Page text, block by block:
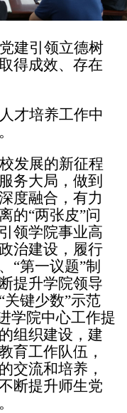
建引领立德树
得成效、存在
才培养工作中
发展的新征程
务大局，做到
度融合，有力
的“两张皮”问
领学院事业高
治建设，履行
“第一议题”制
提升学院领导
键少数”示范
学院中心工作提
组织建设，建
育工作队伍，
交流和培养，
断提升师生党